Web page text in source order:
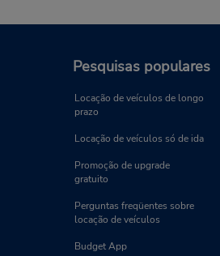
Pesquisas populares
Locação de veículos de longo
prazo
Locação de veículos só de ida
Promoção de upgrade
gratuito
Perguntas freqüentes sobre
locação de veículos
Budget App